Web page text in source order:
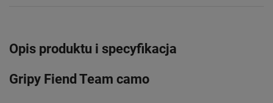
Opis produktu i specyfikacja
Gripy Fiend Team camo